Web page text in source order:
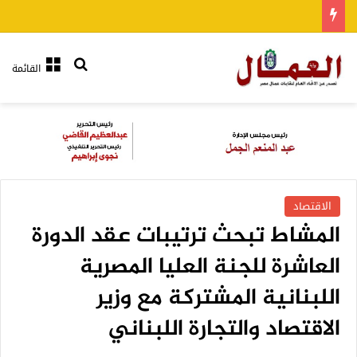
القائمةبحث عن
الاقتصاد
المشاط تبحث ترتيبات عقد الدورة
العاشرة للجنة العليا المصرية
اللبنانية المشتركة مع وزير
الاقتصاد والتجارة اللبناني